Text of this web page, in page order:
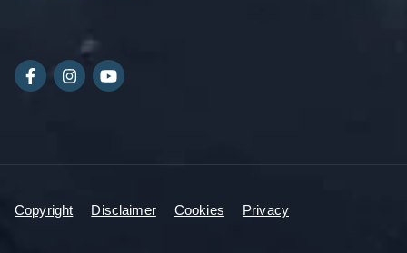
Copyright Disclaimer Cookies Privacy